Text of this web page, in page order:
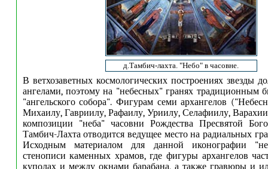
д.Тамбич-лахта. "Небо" в часовне.
В ветхозаветных космологических построениях звезды
ангелами, поэтому на "небесных" гранях традиционным
"ангельского собора". Фигурам семи архангелов
Михаилу, Гавриилу, Рафаилу, Уриилу, Селафиилу,
композиции "неба" часовни Рождества Пресвятой
Тамбич-Лахта отводится ведущее место на радиальных
Исходным материалом для данной иконографии
стенописи каменных храмов, где фигуры архангелов
куполах и между окнами барабана, а также гравюры и